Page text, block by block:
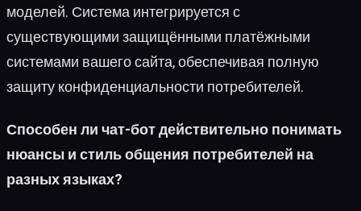
моделей. Система интегрируется с
существующими защищёнными платёжными
системами вашего сайта, обеспечивая полную
защиту конфиденциальности потребителей.
Способен ли чат-бот действительно понимать
нюансы и стиль общения потребителей на
разных языках?